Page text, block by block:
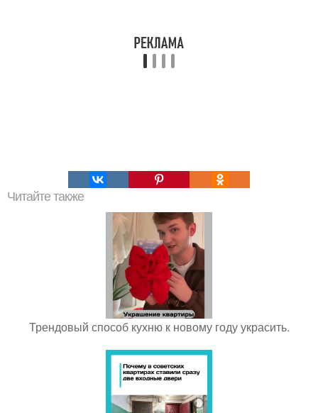
Читайте также
Трендовый способ кухню к новому году украсить.